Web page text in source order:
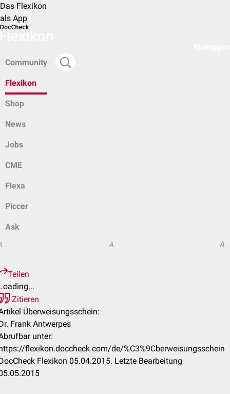
Das Flexikon
als App
Community
Flexikon
Shop
News
Jobs
CME
Flexa
Piccer
Ask
A A
Teilen
Zitieren
Überweisungsschein:
Frank Antwerpes
unter:
flexikon.doccheck.com/de/%C3%9Cberweisungsschein
Flexikon 05.04.2015. Letzte Bearbeitung